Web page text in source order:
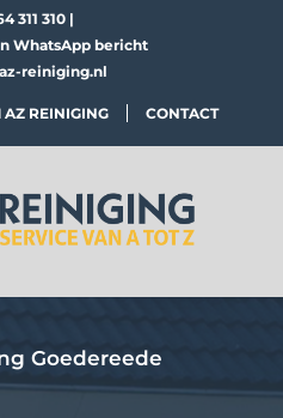
311 310 |
WhatsApp bericht
reiniging.nl
REINIGING CONTACT
Goedereede